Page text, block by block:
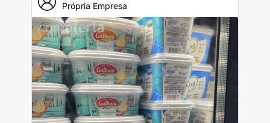
Própria Empresa